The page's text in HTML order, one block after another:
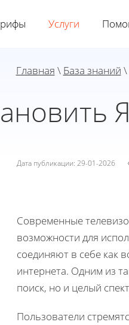
Услуги
Главная \ База знаний \
Дата публикации: 29-01-2026
Современные
возможности для
соединяют в себе как
интернета. Одним из
поиск, но и целый
Пользователи